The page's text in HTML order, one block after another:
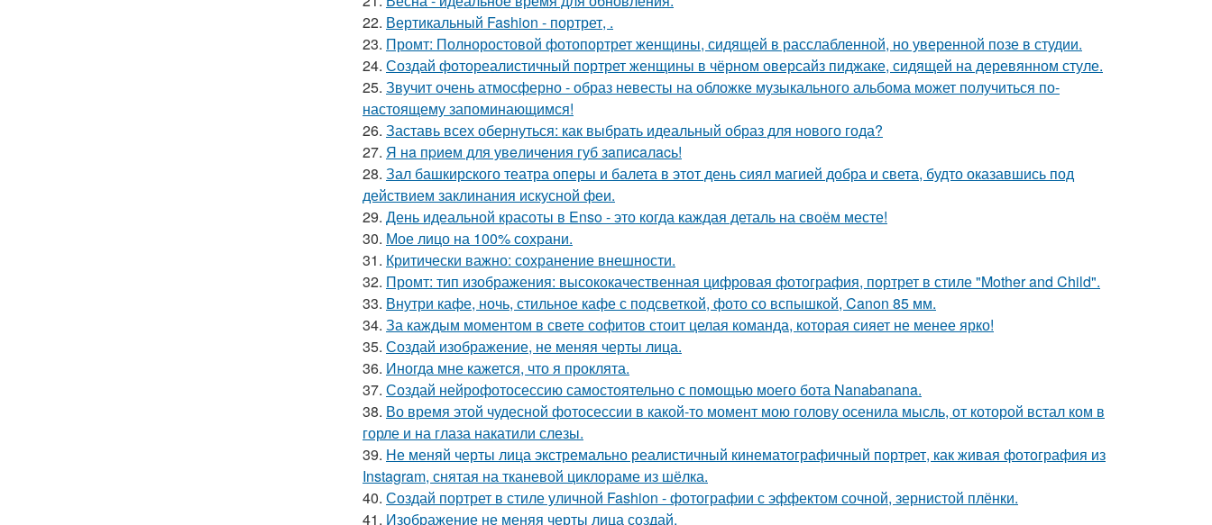
22. Вертикальный Fashion - портрет, .
23. Промт: Полноростовой фотопортрет женщины, сидящей в расслабленной, но уверенной позе в студии.
24. Создай фотореалистичный портрет женщины в чёрном оверсайз пиджаке, сидящей на деревянном стуле.
25. Звучит очень атмосферно - образ невесты на обложке музыкального альбома может получиться по-
настоящему запоминающимся!
26. Заставь всех обернуться: как выбрать идеальный образ для нового года?
27. Я нa пpиeм для увeличeния губ зaпиcaлacь!
28. Зал башкирского театра оперы и балета в этот день сиял магией добра и света, будто оказавшись под
действием заклинания искусной феи.
29. День идеальной красоты в Enso - это когда каждая деталь на своём месте!
30. Мое лицо на 100% сохрани.
31. Критически важно: сохранение внешности.
32. Промт: тип изображения: высококачественная цифровая фотография, портрет в стиле "Mother and Child".
33. Внутри кафе, ночь, стильное кафе с подсветкой, фото со вспышкой, Canon 85 мм.
34. За каждым моментом в свете софитов стоит целая команда, которая сияет не менее ярко!
35. Создай изображение, не меняя черты лица.
36. Иногда мне кажется, что я проклята.
37. Создай нейрофотосессию самостоятельно с помощью моего бота Nanabanana.
38. Во время этой чудесной фотосессии в какой-то момент мою голову осенила мысль, от которой встал ком в
горле и на глаза накатили слезы.
39. Не меняй черты лица экстремально реалистичный кинематографичный портрет, как живая фотография из
Instagram, снятая на тканевой циклораме из шёлка.
40. Создай портрет в стиле уличной Fashion - фотографии с эффектом сочной, зернистой плёнки.
41. Изображение не меняя черты лица создай.